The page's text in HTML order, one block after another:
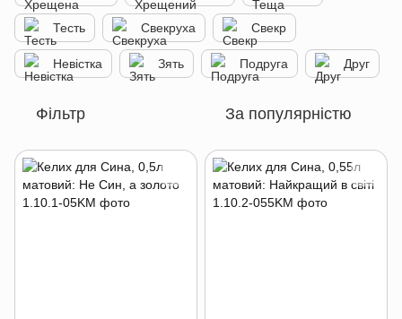
Тесть Свекруха Свекр
Невістка Зять Подруга Друг
Фільтр За популярністю